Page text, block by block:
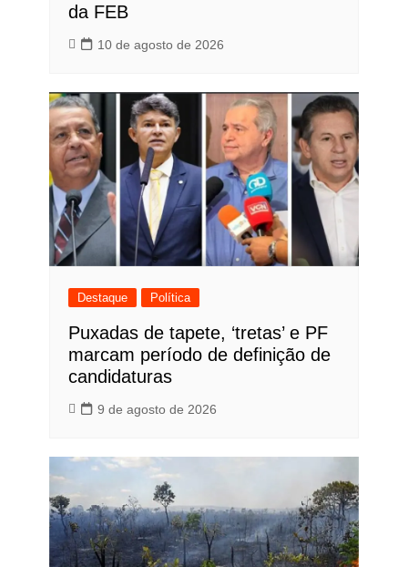
da FEB
10 de agosto de 2026
Destaque Política
Puxadas de tapete, ‘tretas’ e PF
marcam período de definição de
candidaturas
9 de agosto de 2026